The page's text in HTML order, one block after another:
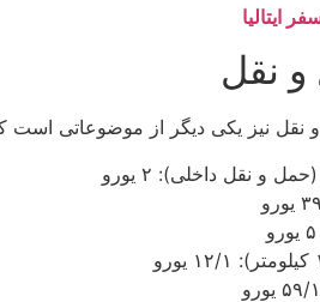
ایتالیا
نقل
نقل نیز یکی دیگر از موضوعاتی است
و نقل داخلی): ۲ یورو